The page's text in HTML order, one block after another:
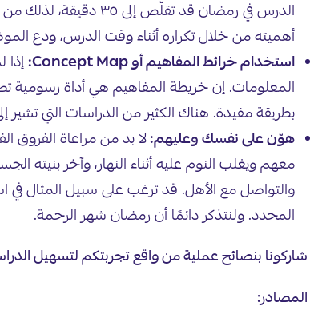
الدرس في رمضان قد
أهميته من خلال تكراره أثناء وقت الدرس، ودع
استخدام خرائط المفاهيم أو Concept Map:
المعلومات. إن خريطة المفاهيم هي أداة رسومية
بطريقة مفيدة. هناك الكثير من الدراسات التي
هوّن على نفسك وعليهم:لا بد من مراعاة الفروق
معهم ويغلب النوم عليه أثناء النهار، وآخر بنيته
والتواصل مع الأهل. قد ترغب على سبيل المثال في
المحدد. ولنتذكر دائمًا أن رمضان شهر الرحمة.
شاركونا بنصائح عملية من واقع تجربتكم لتسهيل
المصادر: